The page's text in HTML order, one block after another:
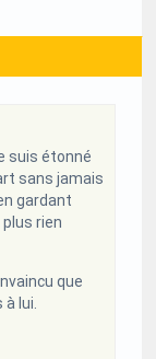
suis étonné
sans jamais
gardant
rien
que
lui.